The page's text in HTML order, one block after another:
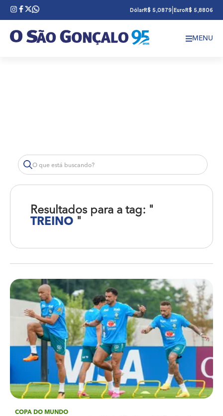
DólarR$ 5,0879 Euro R$ 5,8806
MENU
Resultados para a tag: "
TREINO "
COPA DO MUNDO